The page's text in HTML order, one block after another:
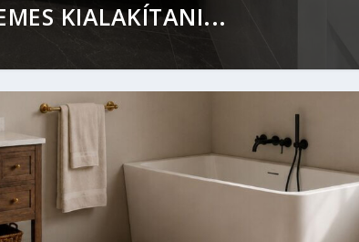
KIALAKÍTANI...